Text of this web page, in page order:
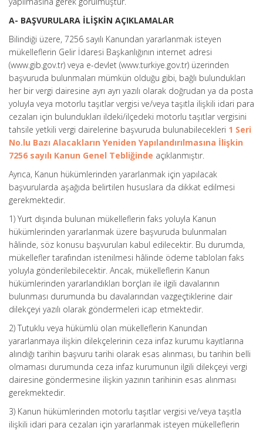
A- BAŞVURULARA İLİŞKİN AÇIKLAMALAR
Bilindiği üzere, 7256 sayılı Kanundan yararlanmak isteyen
mükelleflerin Gelir İdaresi Başkanlığının internet adresi
(www.gib.gov.tr) veya e-devlet (www.turkiye.gov.tr) üzerinden
başvuruda bulunmaları mümkün olduğu gibi, bağlı bulundukları
her bir vergi dairesine ayrı ayrı yazılı olarak doğrudan ya da posta
yoluyla veya motorlu taşıtlar vergisi ve/veya taşıtla ilişkili idari para
cezaları için bulundukları ildeki/ilçedeki motorlu taşıtlar vergisini
tahsile yetkili vergi dairelerine başvuruda bulunabilecekleri 1 Seri
No.lu Bazı Alacakların Yeniden Yapılandırılmasına İlişkin
7256 sayılı Kanun Genel Tebliğinde açıklanmıştır.
Ayrıca, Kanun hükümlerinden yararlanmak için yapılacak
başvurularda aşağıda belirtilen hususlara da dikkat edilmesi
gerekmektedir.
1) Yurt dışında bulunan mükelleflerin faks yoluyla Kanun
hükümlerinden yararlanmak üzere başvuruda bulunmaları
hâlinde, söz konusu başvuruları kabul edilecektir. Bu durumda,
mükellefler tarafından istenilmesi hâlinde ödeme tabloları faks
yoluyla gönderilebilecektir. Ancak, mükelleflerin Kanun
hükümlerinden yararlandıkları borçları ile ilgili davalarının
bulunması durumunda bu davalarından vazgeçtiklerine dair
dilekçeyi yazılı olarak göndermeleri icap etmektedir.
2) Tutuklu veya hükümlü olan mükelleflerin Kanundan
yararlanmaya ilişkin dilekçelerinin ceza infaz kurumu kayıtlarına
alındığı tarihin başvuru tarihi olarak esas alınması, bu tarihin belli
olmaması durumunda ceza infaz kurumunun ilgili dilekçeyi vergi
dairesine göndermesine ilişkin yazının tarihinin esas alınması
gerekmektedir.
3) Kanun hükümlerinden motorlu taşıtlar vergisi ve/veya taşıtla
ilişkili idari para cezaları için yararlanmak isteyen mükelleflerin